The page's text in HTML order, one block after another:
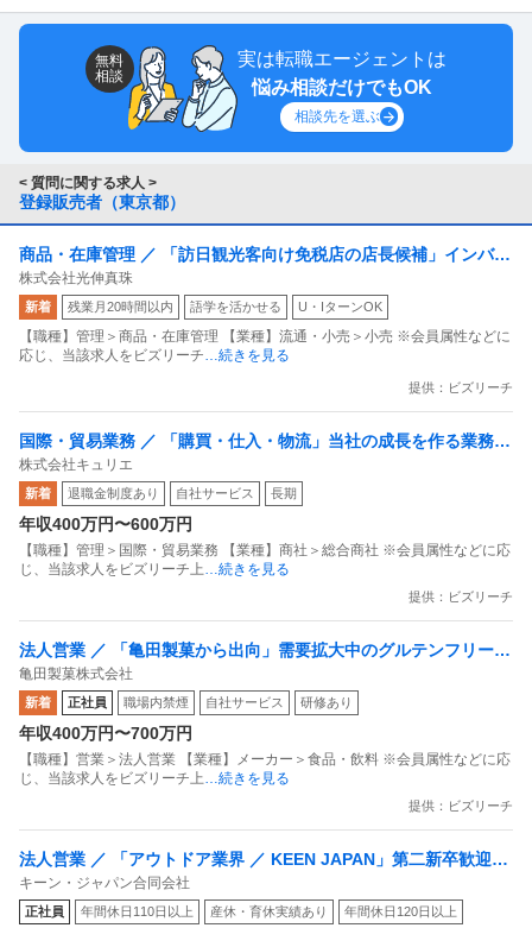
無料
相談
実は転職エージェントは
悩み相談だけでもOK
相談先を選ぶ
< 質問に関する求人 >
登録販売者（東京都）
商品・在庫管理 ／ 「訪日観光客向け免税店の店長候補」インバウ
ンド需要に応える店舗運営ポジション
株式会社光伸真珠
新着 残業月20時間以内 語学を活かせる U・IターンOK
【職種】管理＞商品・在庫管理 【業種】流通・小売＞小売 ※会員属性などに
応じ、当該求人をビズリーチ…続きを見る
提供：ビズリーチ
国際・貿易業務 ／ 「購買・仕入・物流」当社の成長を作る業務で
す／仕入物流業務をお任せします！
株式会社キュリエ
新着 退職金制度あり 自社サービス 長期
年収400万円〜600万円
【職種】管理＞国際・貿易業務 【業種】商社＞総合商社 ※会員属性などに応
じ、当該求人をビズリーチ上…続きを見る
提供：ビズリーチ
法人営業 ／ 「亀田製菓から出向」需要拡大中のグルテンフリー市
場を開拓／米粉パンの新規開拓営業
亀田製菓株式会社
新着 正社員 職場内禁煙 自社サービス 研修あり
年収400万円〜700万円
【職種】営業＞法人営業 【業種】メーカー＞食品・飲料 ※会員属性などに応
じ、当該求人をビズリーチ上…続きを見る
提供：ビズリーチ
法人営業 ／ 「アウトドア業界 ／ KEEN JAPAN」第二新卒歓迎！
Amazon中心・売上／利益最大化を担うポジション！Market Plac
e Sr.Specialist募集
キーン・ジャパン合同会社
正社員 年間休日110日以上 産休・育休実績あり 年間休日120日以上